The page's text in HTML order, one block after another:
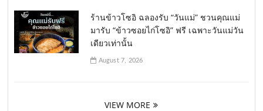
ร้านข้าวโซอิ ฉลองรับ “วันแม่” ชวนคุณแม่
มารับ “ข้าวซอยไก่โซอิ” ฟรี เฉพาะวันแม่วัน
เดียวเท่านั้น
August 7, 2026
VIEW MORE